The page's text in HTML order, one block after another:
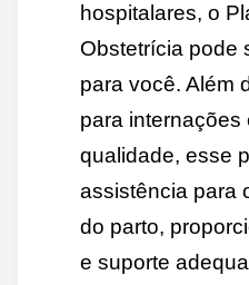
hospitalares, o
Obstetrícia pode
para você. Além
para internações
qualidade, esse
assistência para
do parto,
e suporte